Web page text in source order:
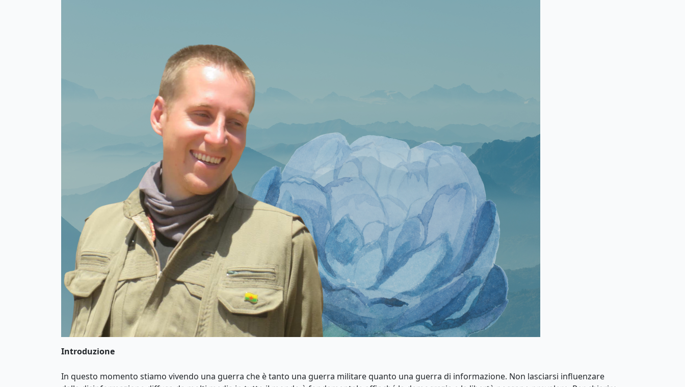
Introduzione
In questo momento stiamo vivendo una guerra che è tanto una guerra militare quanto una guerra di informazione. Non lasciarsi influenzare